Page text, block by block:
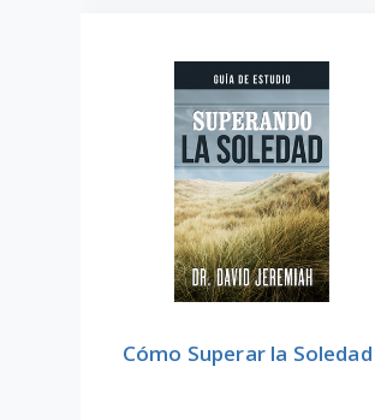
Cómo Superar la Soledad